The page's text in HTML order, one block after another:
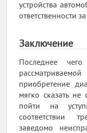
устройства
ответственности
Заключение
Последнее
приобретение
мягко сказать не
пойти на
соответствии
заведомо